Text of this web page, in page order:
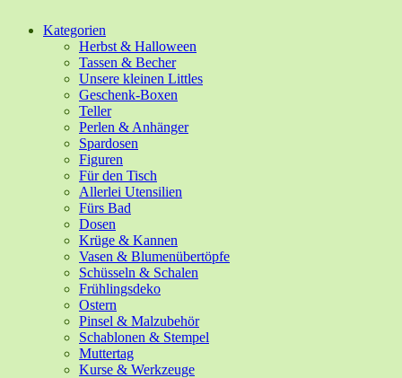
Kategorien
Herbst & Halloween
Tassen & Becher
Unsere kleinen Littles
Geschenk-Boxen
Teller
Perlen & Anhänger
Spardosen
Figuren
Für den Tisch
Allerlei Utensilien
Fürs Bad
Dosen
Krüge & Kannen
Vasen & Blumenübertöpfe
Schüsseln & Schalen
Frühlingsdeko
Ostern
Pinsel & Malzubehör
Schablonen & Stempel
Muttertag
Kurse & Werkzeuge